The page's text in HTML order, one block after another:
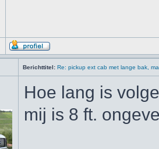
Berichttitel: Re: pickup ext cab met lange bak,
Hoe lang is
mij is 8 ft.